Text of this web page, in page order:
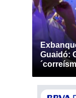
Guaidó: